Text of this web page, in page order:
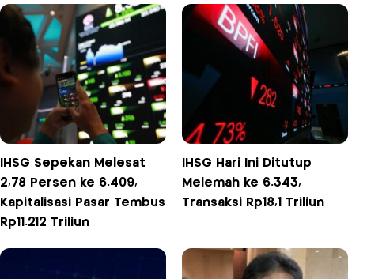
IHSG Sepekan Melesat
2,78 Persen ke 6.409,
Kapitalisasi Pasar Tembus
Rp11.212 Triliun
IHSG Hari Ini Ditutup
Melemah ke 6.343,
Transaksi Rp18,1 Triliun